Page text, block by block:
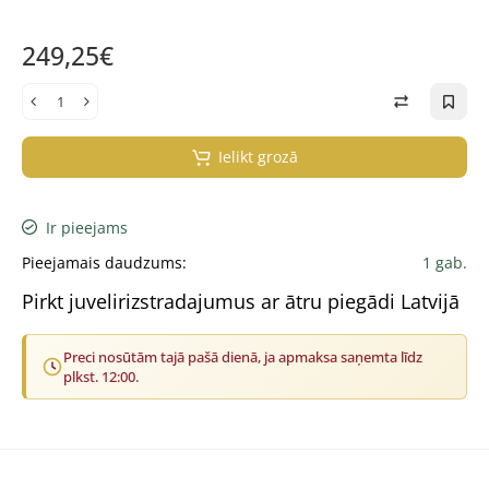
249,25€
Ielikt grozā
Ir pieejams
Pieejamais daudzums:
1 gab.
Pirkt juvelirizstradajumus ar ātru piegādi Latvijā
Preci nosūtām tajā pašā dienā, ja apmaksa saņemta līdz
plkst. 12:00.